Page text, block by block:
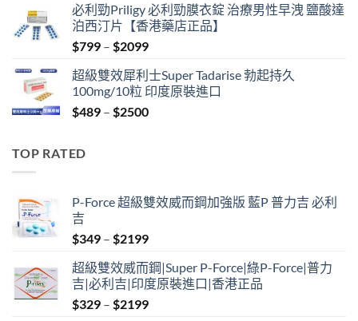
was:
$399.
is:
$369.
必利勁Priligy 必利勁膜衣錠 治療男性早洩 鹽酸達
泊西汀片【香港藥店正品】
$799 – $2099Price
$799
through
$2099
超級雙效犀利士Super Tadarise 勃起持久
100mg/10粒 印度原裝進口
$489 – $2500Price
TOP RATED
P-Force 超級雙效威而鋼加強版 藍P 普力吉 必利
吉
$349 – $2199Price
$349
through
$2199
超級雙效威而鋼|Super P-Force|綠P-Force|普力
吉|必利吉|印度原裝進口|香港正品
$329 – $2199Price